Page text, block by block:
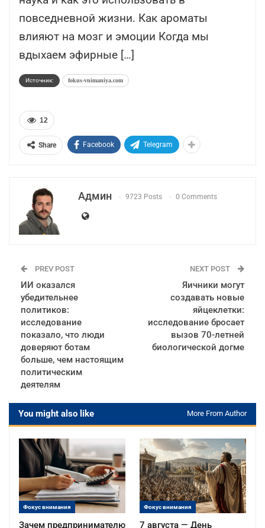
повседневной жизни. Как ароматы
влияют на мозг и эмоции Когда мы
вдыхаем эфирные […]
Источник: fokus-vnimaniya.com
12
Share Facebook Telegram
Админ 9723 Posts 0 Comments
PREV POST
ИИ оказался
убедительнее
политиков:
исследование
показало, что люди
доверяют ботам
больше, чем настоящим
политическим
деятелям
NEXT POST
Яичники могут
создавать новые
яйцеклетки:
исследование бросает
вызов 70-летней
биологической догме
You might also like More From Author
Фокус внимания
Зачем предпринимателю
Фокус внимания
7 августа — День